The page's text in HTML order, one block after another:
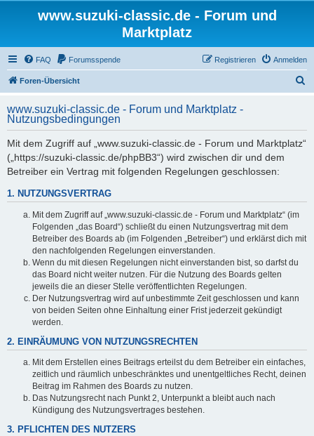
www.suzuki-classic.de - Forum und
Marktplatz
FAQ Forumsspende Anmelden
Registrieren
Foren-Übersicht
h
www.suzuki-classic.de - Forum und Marktplatz -
Nutzungsbedingungen
Mit dem Zugriff auf „www.suzuki-classic.de - Forum und Marktplatz“
(„https://suzuki-classic.de/phpBB3“) wird zwischen dir und dem
Betreiber ein Vertrag mit folgenden Regelungen geschlossen:
1. NUTZUNGSVERTRAG
Mit dem Zugriff auf „www.suzuki-classic.de - Forum und Marktplatz“ (im
Folgenden „das Board“) schließt du einen Nutzungsvertrag mit dem
Betreiber des Boards ab (im Folgenden „Betreiber“) und erklärst dich mit
den nachfolgenden Regelungen einverstanden.
Wenn du mit diesen Regelungen nicht einverstanden bist, so darfst du
das Board nicht weiter nutzen. Für die Nutzung des Boards gelten
jeweils die an dieser Stelle veröffentlichten Regelungen.
Der Nutzungsvertrag wird auf unbestimmte Zeit geschlossen und kann
von beiden Seiten ohne Einhaltung einer Frist jederzeit gekündigt
werden.
2. EINRÄUMUNG VON NUTZUNGSRECHTEN
Mit dem Erstellen eines Beitrags erteilst du dem Betreiber ein einfaches,
zeitlich und räumlich unbeschränktes und unentgeltliches Recht, deinen
Beitrag im Rahmen des Boards zu nutzen.
Das Nutzungsrecht nach Punkt 2, Unterpunkt a bleibt auch nach
Kündigung des Nutzungsvertrages bestehen.
3. PFLICHTEN DES NUTZERS